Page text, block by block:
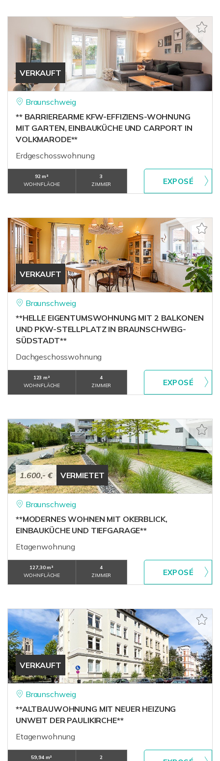
VERKAUFT
Braunschweig
** BARRIEREARME KFW-EFFIZIENS-WOHNUNG
MIT GARTEN, EINBAUKÜCHE UND CARPORT IN
VOLKMARODE**
Erdgeschosswohnung
92 m²
WOHNFLÄCHE
3
ZIMMER
VERKAUFT
Braunschweig
**HELLE EIGENTUMSWOHNUNG MIT 2 BALKONEN
UND PKW-STELLPLATZ IN BRAUNSCHWEIG-
SÜDSTADT**
Dachgeschosswohnung
123 m²
WOHNFLÄCHE
4
ZIMMER
1.600,- € VERMIETET
Braunschweig
**MODERNES WOHNEN MIT OKERBLICK,
EINBAUKÜCHE UND TIEFGARAGE**
Etagenwohnung
127,30 m²
WOHNFLÄCHE
4
ZIMMER
VERKAUFT
Braunschweig
**ALTBAUWOHNUNG MIT NEUER HEIZUNG
UNWEIT DER PAULIKIRCHE**
Etagenwohnung
59,94 m²
2